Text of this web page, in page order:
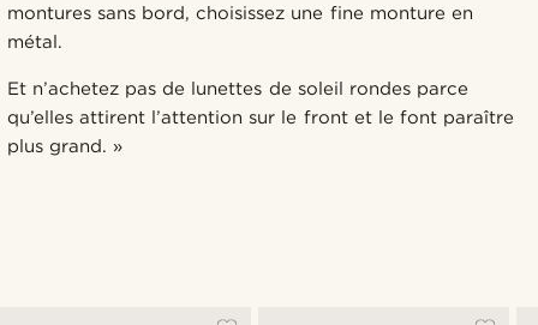
montures sans bord, choisissez une fine monture en
métal.
Et n’achetez pas de lunettes de soleil rondes parce
qu’elles attirent l’attention sur le front et le font paraître
plus grand. »